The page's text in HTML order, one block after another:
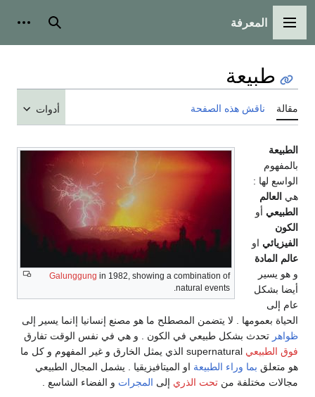
القائمة الرئيسية
المعرفة بحث
طبيعة
مقالة ناقش هذه الصفحة أدوات
Galunggung in 1982, showing a combination of
natural events.
الطبيعة
بالمفهوم
الواسع لها :
هي العالم
الطبيعي أو
الكون
الفيزيائي او
عالم المادة
و هو يسير
أيضا بشكل
عام إلى
الحياة بعمومها . لا يتضمن المصطلح ما هو مصنع إنسانيا إانما يسير إلى
ظواهر تحدث بشكل طبيعي في الكون . و هي في نفس الوقت تفارق
فوق الطبيعي
supernatural الذي يمثل الخارق و غير المفهوم و كل ما
هو متعلق بما وراء الطبيعة او الميتافيزيقيا . يشمل المجال الطبيعي
مجالات مختلفة من تحت الذري إلى المجرات و الفضاء الشاسع .